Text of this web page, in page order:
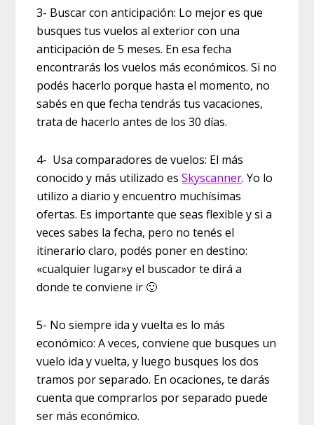
3- Buscar con anticipación: Lo mejor es que
busques tus vuelos al exterior con una
anticipación de 5 meses. En esa fecha
encontrarás los vuelos más económicos. Si no
podés hacerlo porque hasta el momento, no
sabés en que fecha tendrás tus vacaciones,
trata de hacerlo antes de los 30 días.
4- Usa comparadores de vuelos: El más
conocido y más utilizado esSkyscanner. Yo lo
utilizo a diario y encuentro muchísimas
ofertas. Es importante que seas flexible y si a
veces sabes la fecha, pero no tenés el
itinerario claro, podés poner en destino:
«cualquier lugar»y el buscador te dirá a
donde te conviene ir 🙂
5- No siempre ida y vuelta es lo más
económico: A veces, conviene que busques un
vuelo ida y vuelta, y luego busques los dos
tramos por separado. En ocaciones, te darás
cuenta que comprarlos por separado puede
ser más económico.